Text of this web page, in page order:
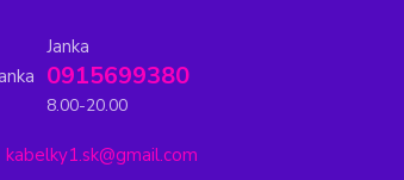
Janka
0915699380
8.00-20.00
kabelky1.sk@gmail.com